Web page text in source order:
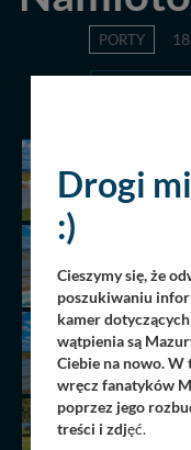
PORTY
Drogi
:)
Cieszymy się, że
poszukiwaniu
kamer
wątpienia są
Ciebie na nowo. W
wręcz fanatyków
poprzez jego
treści i zdjęć.